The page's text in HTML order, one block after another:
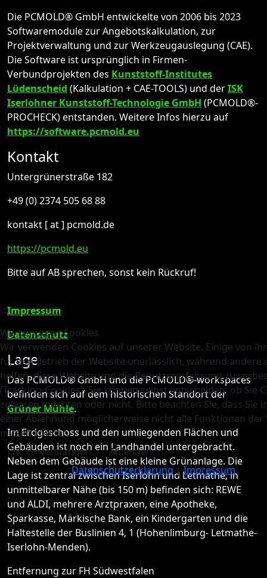
Die PCMOLD® GmbH entwickelte von 2006 bis 2023
Softwaremodule zur Angebotskalkulation, zur
Projektverwaltung und zur Werkzeugauslegung (CAE).
Die Software ist ursprünglich in Firmen-
Verbundprojekten des Kunststoff-Institutes
Lüdenscheid (Kalkulation + CAE-TOOLS) und derISK
Iserlohner Kunststoff-Technologie GmbH (PCMOLD®-
PROCHECK) entstanden. Weitere Infos hierzu auf
https://software.pcmold.eu
Kontakt
Untergrünerstraße 182
+49 (0) 2374 505 68 88
kontakt [ at ] pcmold.de
https://pcmold.eu
Bitte auf AB sprechen, sonst kein Rückruf!
Impressum
Datenschutz
Lage
Das PCMOLD® GmbH und die PCMOLD®-workspaces
befinden sich auf dem historischen Standort der
Grüner Mühle.
Im Erdgeschoss und den umliegenden Flächen und
Gebäuden ist noch ein Landhandel untergebracht.
Neben dem Gebäude ist eine kleine Grünanlage. Die
Lage ist zentral zwischen Iserlohn und Letmathe, in
unmittelbarer Nähe (bis 150 m) befinden sich: REWE
und ALDI, mehrere Arztpraxen, eine Apotheke,
Sparkasse, Märkische Bank, ein Kindergarten und die
Haltestelle der Buslinien 4, 1 (Hohenlimburg- Letmathe-
Iserlohn-Menden).
Entfernung zur FH Südwestfalen
Wir benutzen Cookies
Wir verwenden Cookies auf unserer Website. Einige von
für den Betrieb der Website unerlässlich, während andere
helfen, diese Website und die Benutzererfahrung zu
(Tracking-Cookies). Sie können selbst entscheiden, ob Sie
zulassen möchten oder nicht. Bitte beachten Sie, dass Sie
einer Ablehnung möglicherweise nicht alle Funktionen der
nutzen können.
OK: Einverstanden
Ablehnen
Datenschutzerklärung |Impressum